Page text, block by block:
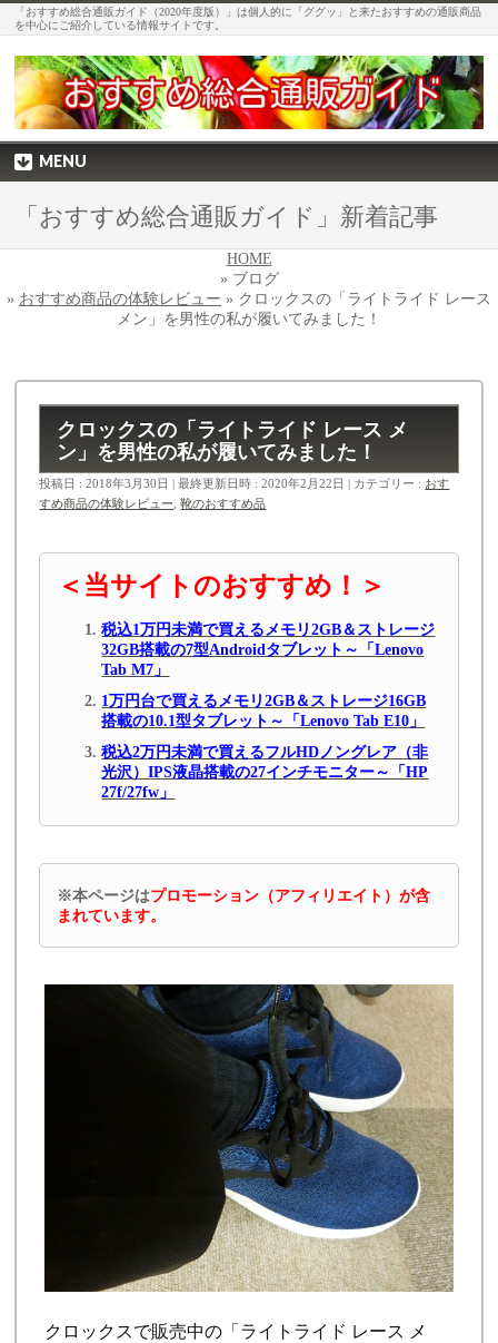
「おすすめ総合通販ガイド（2020年度版）」は個人的に「ググッ」と来たおすすめの通販商品
を中心にご紹介している情報サイトです。
MENU
「おすすめ総合通販ガイド」新着記事
HOME
» ブログ
» おすすめ商品の体験レビュー » クロックスの「ライトライド レース
メン」を男性の私が履いてみました！
クロックスの「ライトライド レース メ
ン」を男性の私が履いてみました！
投稿日 : 2018年3月30日 最終更新日時 : 2020年2月22日 カテゴリー : おす
すめ商品の体験レビュー,靴のおすすめ品
＜当サイトのおすすめ！＞
税込1万円未満で買えるメモリ2GB＆ストレージ
32GB搭載の7型Androidタブレット～「Lenovo
Tab M7」
1万円台で買えるメモリ2GB＆ストレージ16GB
搭載の10.1型タブレット～「Lenovo Tab E10」
税込2万円未満で買えるフルHDノングレア（非
光沢）IPS液晶搭載の27インチモニター～「HP
27f/27fw」
※本ページはプロモーション（アフィリエイト）が含
まれています。
クロックスで販売中の「ライトライド レース メ